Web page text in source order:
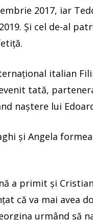
2017, iar
Şi cel de-al
italian
tată,
naştere lui
şi Angela
a primit şi
că va mai avea
urmând să